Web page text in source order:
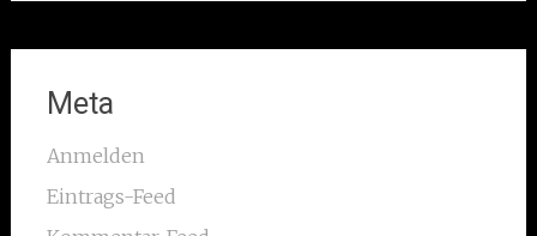
Meta
Anmelden
Eintrags-Feed